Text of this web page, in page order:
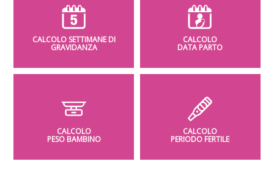
CALCOLO SETTIMANE DI
GRAVIDANZA
CALCOLO
DATA PARTO
CALCOLO
PESO BAMBINO
CALCOLO
PERIODO FERTILE